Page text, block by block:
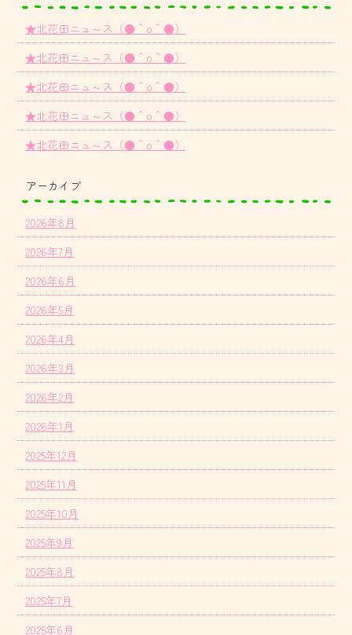
★北花田ニュ～ス（●＾o＾●）
★北花田ニュ～ス（●＾o＾●）
★北花田ニュ～ス（●＾o＾●）
★北花田ニュ～ス（●＾o＾●）
★北花田ニュ～ス（●＾o＾●）
アーカイブ
2026年8月
2026年7月
2026年6月
2026年5月
2026年4月
2026年3月
2026年2月
2026年1月
2025年12月
2025年11月
2025年10月
2025年9月
2025年8月
2025年7月
2025年6月